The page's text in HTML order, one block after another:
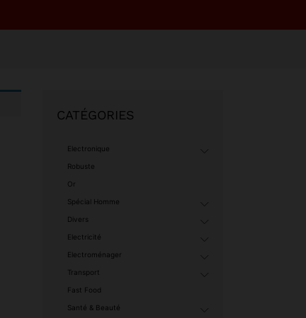
CATÉGORIES
Electronique
Robuste
Or
Spécial Homme
Divers
Electricité
Electroménager
Transport
Fast Food
Santé & Beauté